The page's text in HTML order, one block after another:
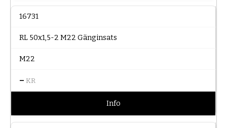
16731
RL 50x1,5-2 M22 Gänginsats
M22
– KR
Info